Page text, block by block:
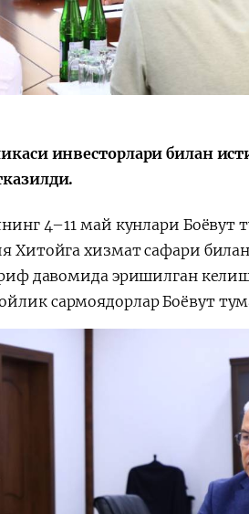
Видеоселекторные
председательством
Президента
Шавката
Мирзиёева
инвесторлари билан
4–11 май кунлари
Хитойга хизмат сафари
давомида эришилган
сармоядорлар Боёвут